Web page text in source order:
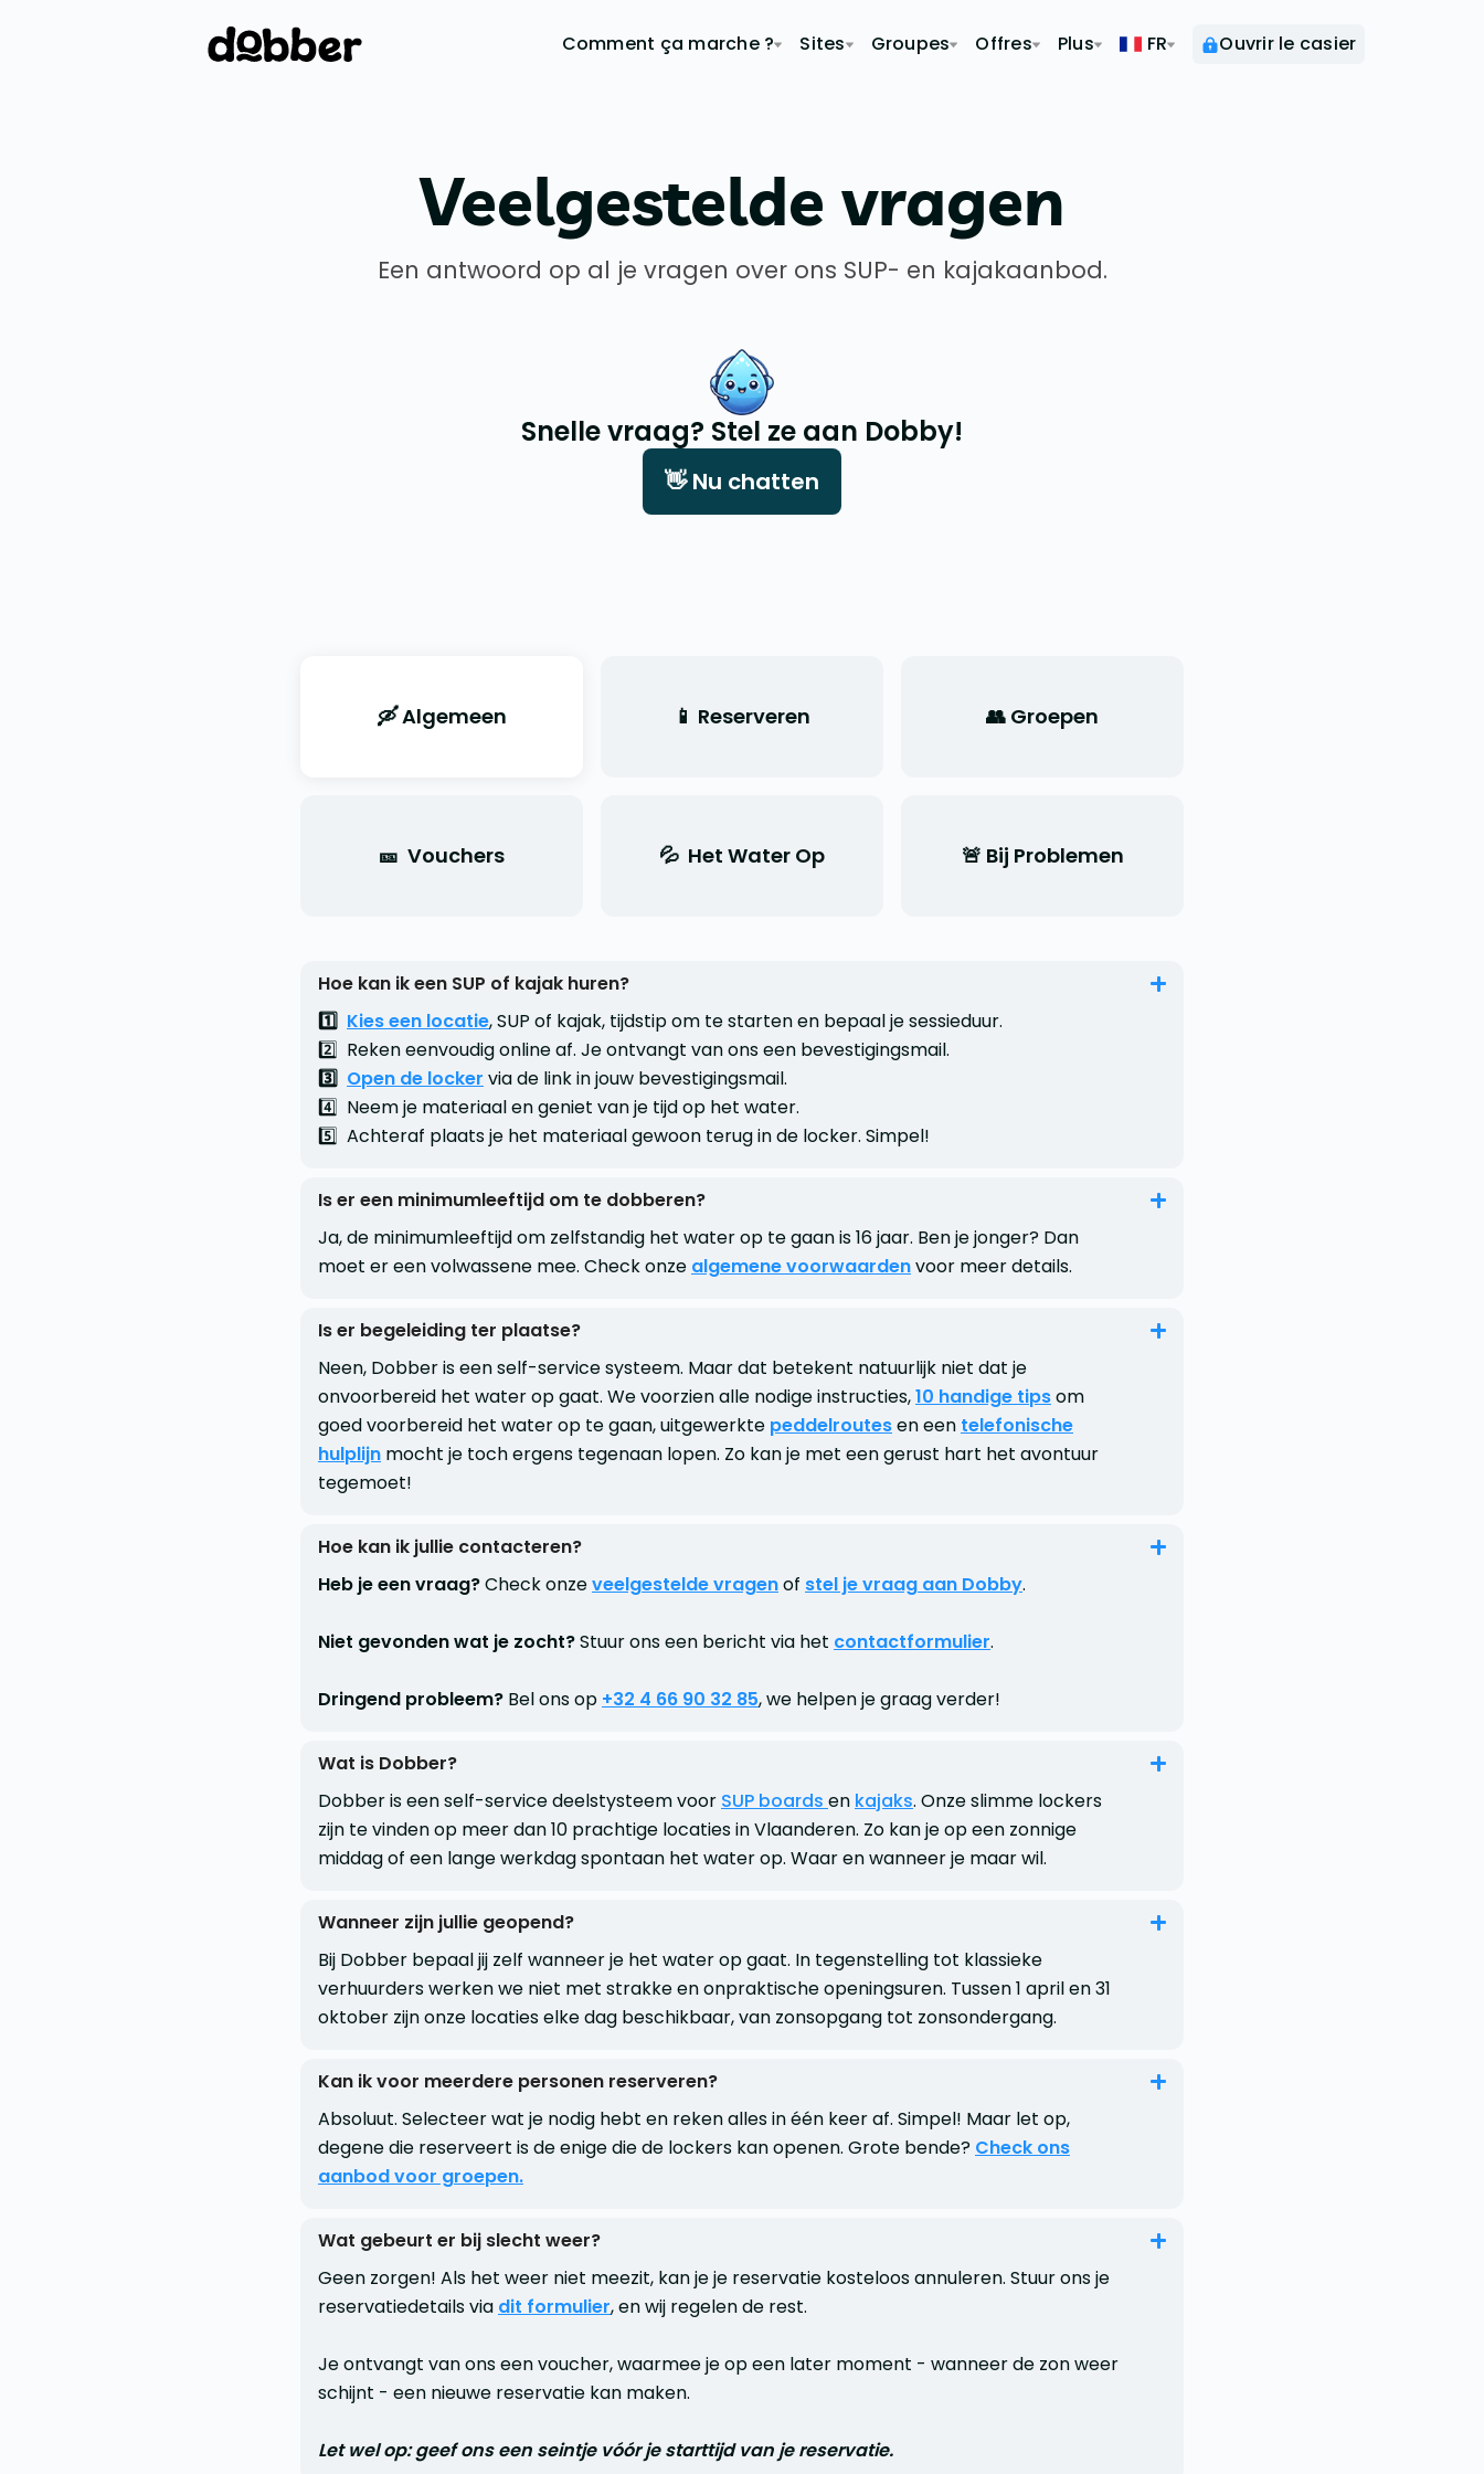
Comment ça marche ? Sites Groupes Offres Plus FR Ouvrir le casier
Veelgestelde vragen
Een antwoord op al je vragen over ons SUP- en kajakaanbod.
Snelle vraag? Stel ze aan Dobby!
👋 Nu chatten
🛶 Algemeen 📱 Reserveren 👥 Groepen
🎫 Vouchers 💦 Het Water Op 🚨 Bij Problemen
Hoe kan ik een SUP of kajak huren?
1️⃣ Kies een locatie, SUP of kajak, tijdstip om te starten en bepaal je sessieduur.
2️⃣ Reken eenvoudig online af. Je ontvangt van ons een bevestigingsmail.
3️⃣ Open de locker via de link in jouw bevestigingsmail.
4️⃣ Neem je materiaal en geniet van je tijd op het water.
5️⃣ Achteraf plaats je het materiaal gewoon terug in de locker. Simpel!
Is er een minimumleeftijd om te dobberen?
Ja, de minimumleeftijd om zelfstandig het water op te gaan is 16 jaar. Ben je jonger? Dan
moet er een volwassene mee. Check onze algemene voorwaardenvoor meer details.
Is er begeleiding ter plaatse?
Neen, Dobber is een self-service systeem. Maar dat betekent natuurlijk niet dat je
onvoorbereid het water op gaat. We voorzien alle nodige instructies,10 handige tipsom
goed voorbereid het water op te gaan, uitgewerkte peddelroutesen een telefonische
hulplijn mocht je toch ergens tegenaan lopen. Zo kan je met een gerust hart het avontuur
tegemoet!
Hoe kan ik jullie contacteren?
Heb je een vraag?Check onzeveelgestelde vragenof stel je vraag aan Dobby.
Niet gevonden wat je zocht?Stuur ons een bericht via het contactformulier.
Dringend probleem? Bel ons op +32 4 66 90 32 85, we helpen je graag verder!
Wat is Dobber?
Dobber is een self-service deelstysteem voor SUP boards en kajaks. Onze slimme lockers
zijn te vinden op meer dan 10 prachtige locaties in Vlaanderen. Zo kan je op een zonnige
middag of een lange werkdag spontaan het water op. Waar en wanneer je maar wil.
Wanneer zijn jullie geopend?
Bij Dobber bepaal jij zelf wanneer je het water op gaat. In tegenstelling tot klassieke
verhuurders werken we niet met strakke en onpraktische openingsuren. Tussen 1 april en 31
oktober zijn onze locaties elke dag beschikbaar, van zonsopgang tot zonsondergang.
Kan ik voor meerdere personen reserveren?
Absoluut. Selecteer wat je nodig hebt en reken alles in één keer af. Simpel! Maar let op,
degene die reserveert is de enige die de lockers kan openen. Grote bende? Check ons
aanbod voor groepen.
Wat gebeurt er bij slecht weer?
Geen zorgen! Als het weer niet meezit, kan je je reservatie kosteloos annuleren. Stuur ons je
reservatiedetails via dit formulier, en wij regelen de rest.
Je ontvangt van ons een voucher, waarmee je op een later moment - wanneer de zon weer
schijnt - een nieuwe reservatie kan maken.
Let wel op: geef ons een seintje vóór je starttijd van je reservatie.